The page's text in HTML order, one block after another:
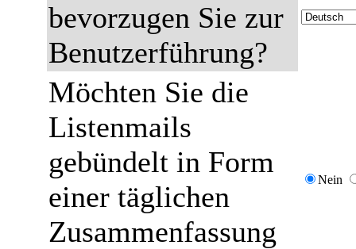
bevorzugen Sie zur
Benutzerführung?
Möchten Sie die
Listenmails
gebündelt in Form
einer täglichen
Zusammenfassung
Nein